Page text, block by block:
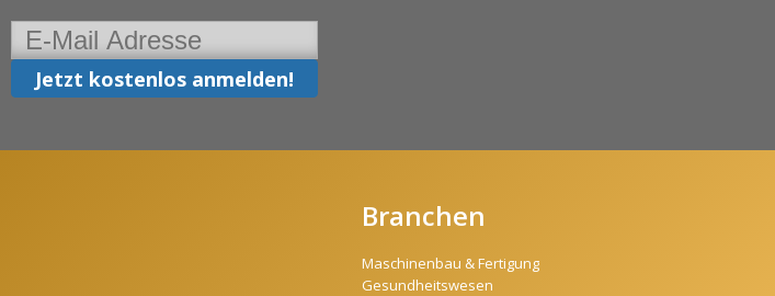
Branchen
Maschinenbau & Fertigung
Gesundheitswesen